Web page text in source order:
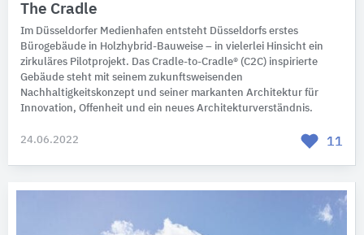
The Cradle
Im Düsseldorfer Medienhafen entsteht Düsseldorfs erstes
Bürogebäude in Holzhybrid-Bauweise – in vielerlei Hinsicht ein
zirkuläres Pilotprojekt. Das Cradle-to-Cradle® (C2C) inspirierte
Gebäude steht mit seinem zukunftsweisenden
Nachhaltigkeitskonzept und seiner markanten Architektur für
Innovation, Offenheit und ein neues Architekturverständnis.
24.06.2022 11